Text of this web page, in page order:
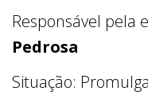
Responsável pela
Pedrosa
Situação: